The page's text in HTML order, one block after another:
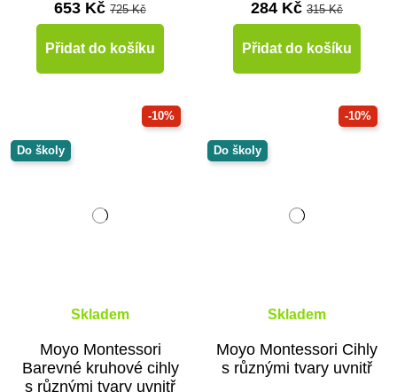
653 Kč 725 Kč
Přidat do košíku
284 Kč 315 Kč
Přidat do košíku
-10%
Do školy
Skladem
Moyo Montessori
Barevné kruhové cihly
s různými tvary uvnitř
-10%
Do školy
Skladem
Moyo Montessori Cihly
s různými tvary uvnitř